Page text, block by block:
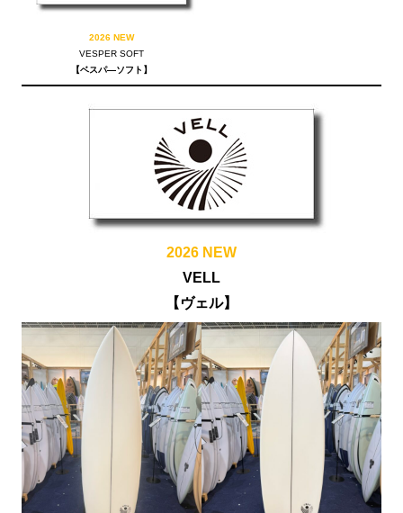
2026 NEW
VESPER SOFT
【ベスパ―ソフト】
2026 NEW
VELL
【ヴェル】